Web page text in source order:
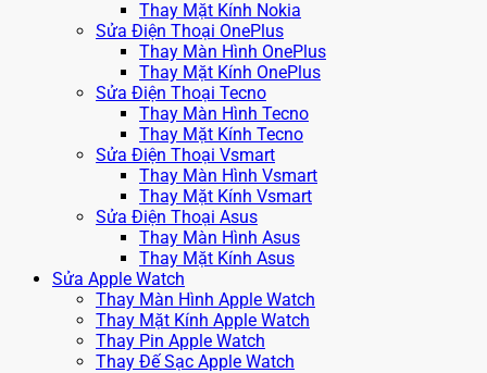
Thay Mặt Kính Nokia
Sửa Điện Thoại OnePlus
Thay Màn Hình OnePlus
Thay Mặt Kính OnePlus
Sửa Điện Thoại Tecno
Thay Màn Hình Tecno
Thay Mặt Kính Tecno
Sửa Điện Thoại Vsmart
Thay Màn Hình Vsmart
Thay Mặt Kính Vsmart
Sửa Điện Thoại Asus
Thay Màn Hình Asus
Thay Mặt Kính Asus
Sửa Apple Watch
Thay Màn Hình Apple Watch
Thay Mặt Kính Apple Watch
Thay Pin Apple Watch
Thay Đế Sạc Apple Watch